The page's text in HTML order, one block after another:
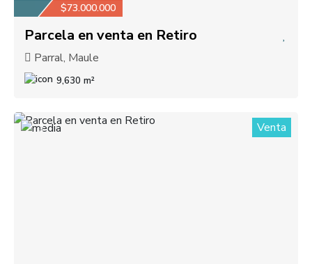
$73.000.000
Parcela en venta en Retiro
Parral, Maule
9,630 m²
3 Venta